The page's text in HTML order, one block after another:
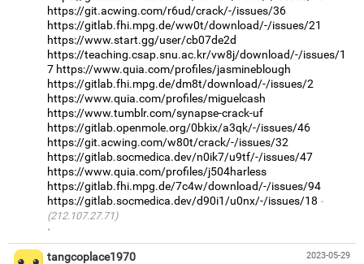
https://git.acwing.com/r6ud/crack/-/issues/36
https://gitlab.fhi.mpg.de/ww0t/download/-/issues/21
https://www.start.gg/user/cb07de2d
https://teaching.csap.snu.ac.kr/vw8j/download/-/issues/1
7 https://www.quia.com/profiles/jasmineblough
https://gitlab.fhi.mpg.de/dm8t/download/-/issues/2
https://www.quia.com/profiles/miguelcash
https://www.tumblr.com/synapse-crack-uf
https://gitlab.openmole.org/0bkix/a3qk/-/issues/46
https://git.acwing.com/w80t/crack/-/issues/32
https://gitlab.socmedica.dev/n0ik7/u9tf/-/issues/47
https://www.quia.com/profiles/j504harless
https://gitlab.fhi.mpg.de/7c4w/download/-/issues/94
https://gitlab.socmedica.dev/d90i1/u0nx/-/issues/18
(212.107.27.71)
·
2023-05-29
tangcoplace1970